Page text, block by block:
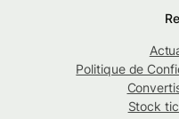
Politique de
Stock